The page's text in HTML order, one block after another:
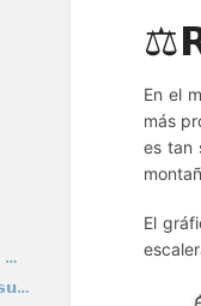
🏠 𝗕𝗶𝗲𝗻𝗲𝘀 𝗥𝗮𝗶́𝗰𝗲𝘀: 𝗘𝗹 𝗽𝘂𝗲𝗻𝘁𝗲 𝗲𝗻𝘁𝗿𝗲 𝗱𝗼𝘀 𝗺𝘂𝗻𝗱𝗼𝘀
🚀 𝗥𝗲𝗻𝘁𝗮 𝗩𝗮𝗿𝗶𝗮𝗯𝗹𝗲: E𝘀𝘁𝗮́ 𝗹𝗮 𝗳𝗶𝗲𝘀𝘁𝗮 𝘆 𝗹𝗼𝘀 𝘀𝘂𝘀𝘁𝗼𝘀
En el
más
es tan
El